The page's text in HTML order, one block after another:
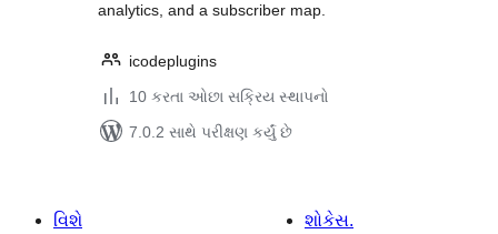
analytics, and a subscriber map.
icodeplugins
10 કરતા ઓછા સક્રિય સ્થાપનો
7.0.2 સાથે પરીક્ષણ કર્યું છે
વિશે
શોકેસ.